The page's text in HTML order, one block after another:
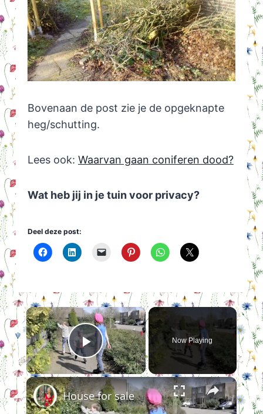
Bovenaan de post zie je de opgeknapte
heg/schutting.
Lees ook: Waarvan gaan coniferen dood?
Wat heb jij in je tuin voor privacy?
Deel deze post:
×
Play Video
Now Playing
×
House for sale